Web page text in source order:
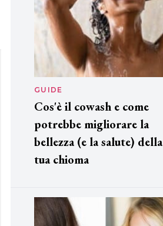
GUIDE
Cos'è il cowash e come
potrebbe migliorare la
bellezza (e la salute) della
tua chioma